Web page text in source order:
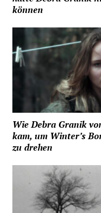
können
Wie Debra Granik
kam, um Winter’s
zu drehen